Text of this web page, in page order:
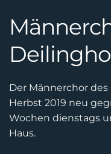
Der Männerchor
Herbst 2019 neu
Wochen dienstags
Haus.